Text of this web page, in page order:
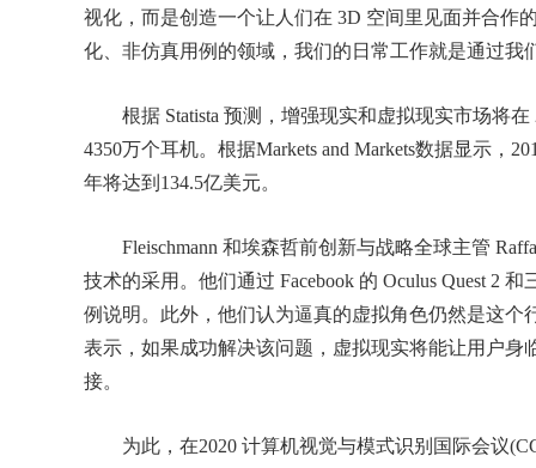
视化，而是创造一个让人们在 3D 空间里见面并合作
化、非仿真用例的领域，我们的日常工作就是通过我
根据 Statista 预测，增强现实和虚拟现实市场将在
4350万个耳机。根据Markets and Markets数据显示，
年将达到134.5亿美元。
Fleischmann 和埃森哲前创新与战略全球主管
技术的采用。他们通过 Facebook 的 Oculus Quest 2
例说明。此外，他们认为逼真的虚拟角色仍然是这个
表示，如果成功解决该问题，虚拟现实将能让用户
接。
为此，在2020 计算机视觉与模式识别国际会议